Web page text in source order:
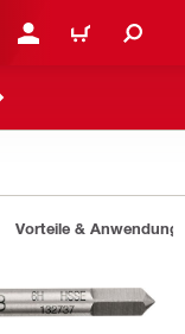
ANMELDEN ODER
WARENKORB
Vorteile &